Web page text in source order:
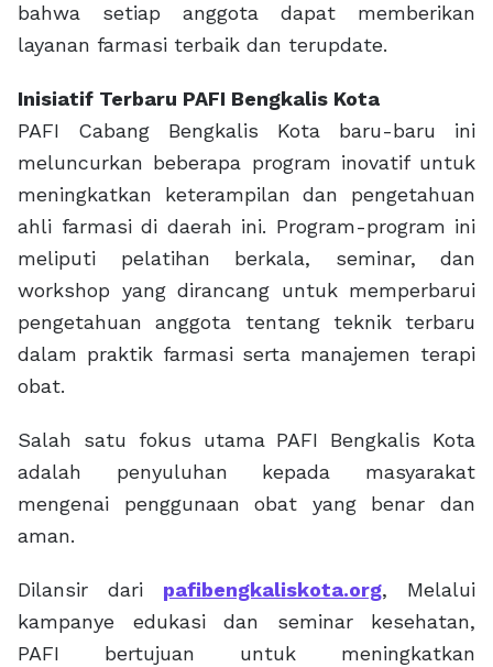
bahwa setiap anggota dapat memberikan
layanan farmasi terbaik dan terupdate.
Inisiatif Terbaru PAFI Bengkalis Kota
PAFI Cabang Bengkalis Kota baru-baru ini
meluncurkan beberapa program inovatif untuk
meningkatkan keterampilan dan pengetahuan
ahli farmasi di daerah ini. Program-program ini
meliputi pelatihan berkala, seminar, dan
workshop yang dirancang untuk memperbarui
pengetahuan anggota tentang teknik terbaru
dalam praktik farmasi serta manajemen terapi
obat.
Salah satu fokus utama PAFI Bengkalis Kota
adalah penyuluhan kepada masyarakat
mengenai penggunaan obat yang benar dan
aman.
Dilansir dari pafibengkaliskota.org, Melalui
kampanye edukasi dan seminar kesehatan,
PAFI bertujuan untuk meningkatkan